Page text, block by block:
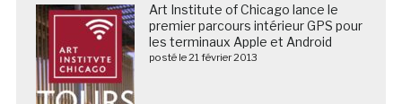
Art Institute of Chicago lance le
premier parcours intérieur GPS pour
les terminaux Apple et Android
posté le 21 février 2013